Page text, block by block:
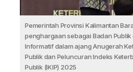
Pemerintah Provinsi Kalimantan
penghargaan sebagai Badan
Informatif dalam ajang Anugerah
Publik dan Peluncuran Indeks
Publik (IKIP) 2025